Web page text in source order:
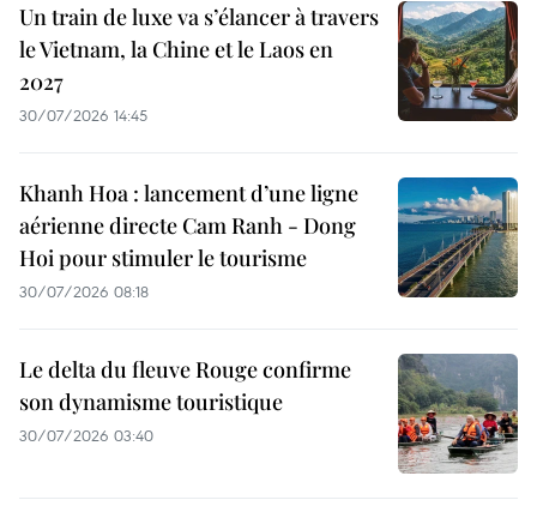
Un train de luxe va s’élancer à travers
le Vietnam, la Chine et le Laos en
2027
30/07/2026 14:45
Khanh Hoa : lancement d’une ligne
aérienne directe Cam Ranh - Dong
Hoi pour stimuler le tourisme
30/07/2026 08:18
Le delta du fleuve Rouge confirme
son dynamisme touristique
30/07/2026 03:40